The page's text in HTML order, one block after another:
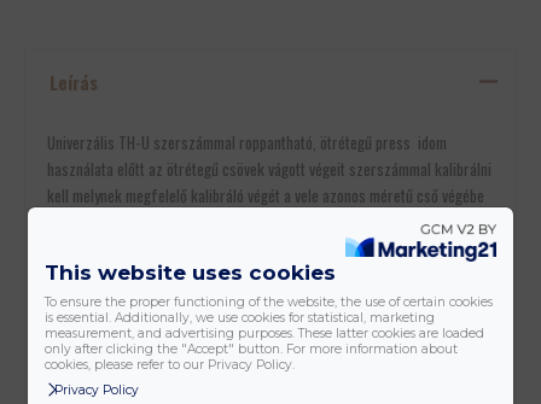
Leírás
Univerzális TH-U szerszámmal roppantható, ötrétegű press idom
használata előtt az ötrétegű csövek vágott végeit szerszámmal kalibrálni
kell melynek megfelelő kalibráló végét a vele azonos méretű cső végébe
sorjamentes csatlakozást. A szerszám egyszerre végzi el a cső belső
átmérőjének enyhe felbővítését és a vágott végének sorjamentesítését
és egyenesítését, így az idom csatlakoztatásakor annak dupla gumi O
gyűrűi nem sérülnek.
– Max. nyomástűrő képesség: 10 bar
– Max. hőmérséklet: 95 C fok
This website uses cookies
To ensure the proper functioning of the website, the use of certain cookies
is essential. Additionally, we use cookies for statistical, marketing
measurement, and advertising purposes. These latter cookies are loaded
only after clicking the "Accept" button. For more information about
cookies, please refer to our Privacy Policy.
Privacy Policy